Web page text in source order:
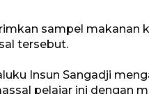
sampel makanan
tersebut.
Insun Sangadji
pelajar ini dengan
Unjuk rasa